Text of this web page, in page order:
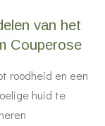
van het
Couperose
roodheid en een
huid te